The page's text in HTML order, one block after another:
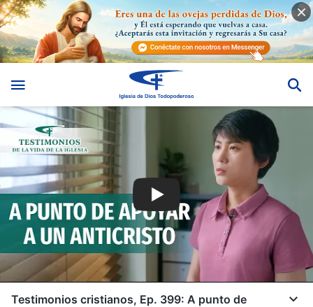
Testimonios cristianos, Ep. 399: A punto de